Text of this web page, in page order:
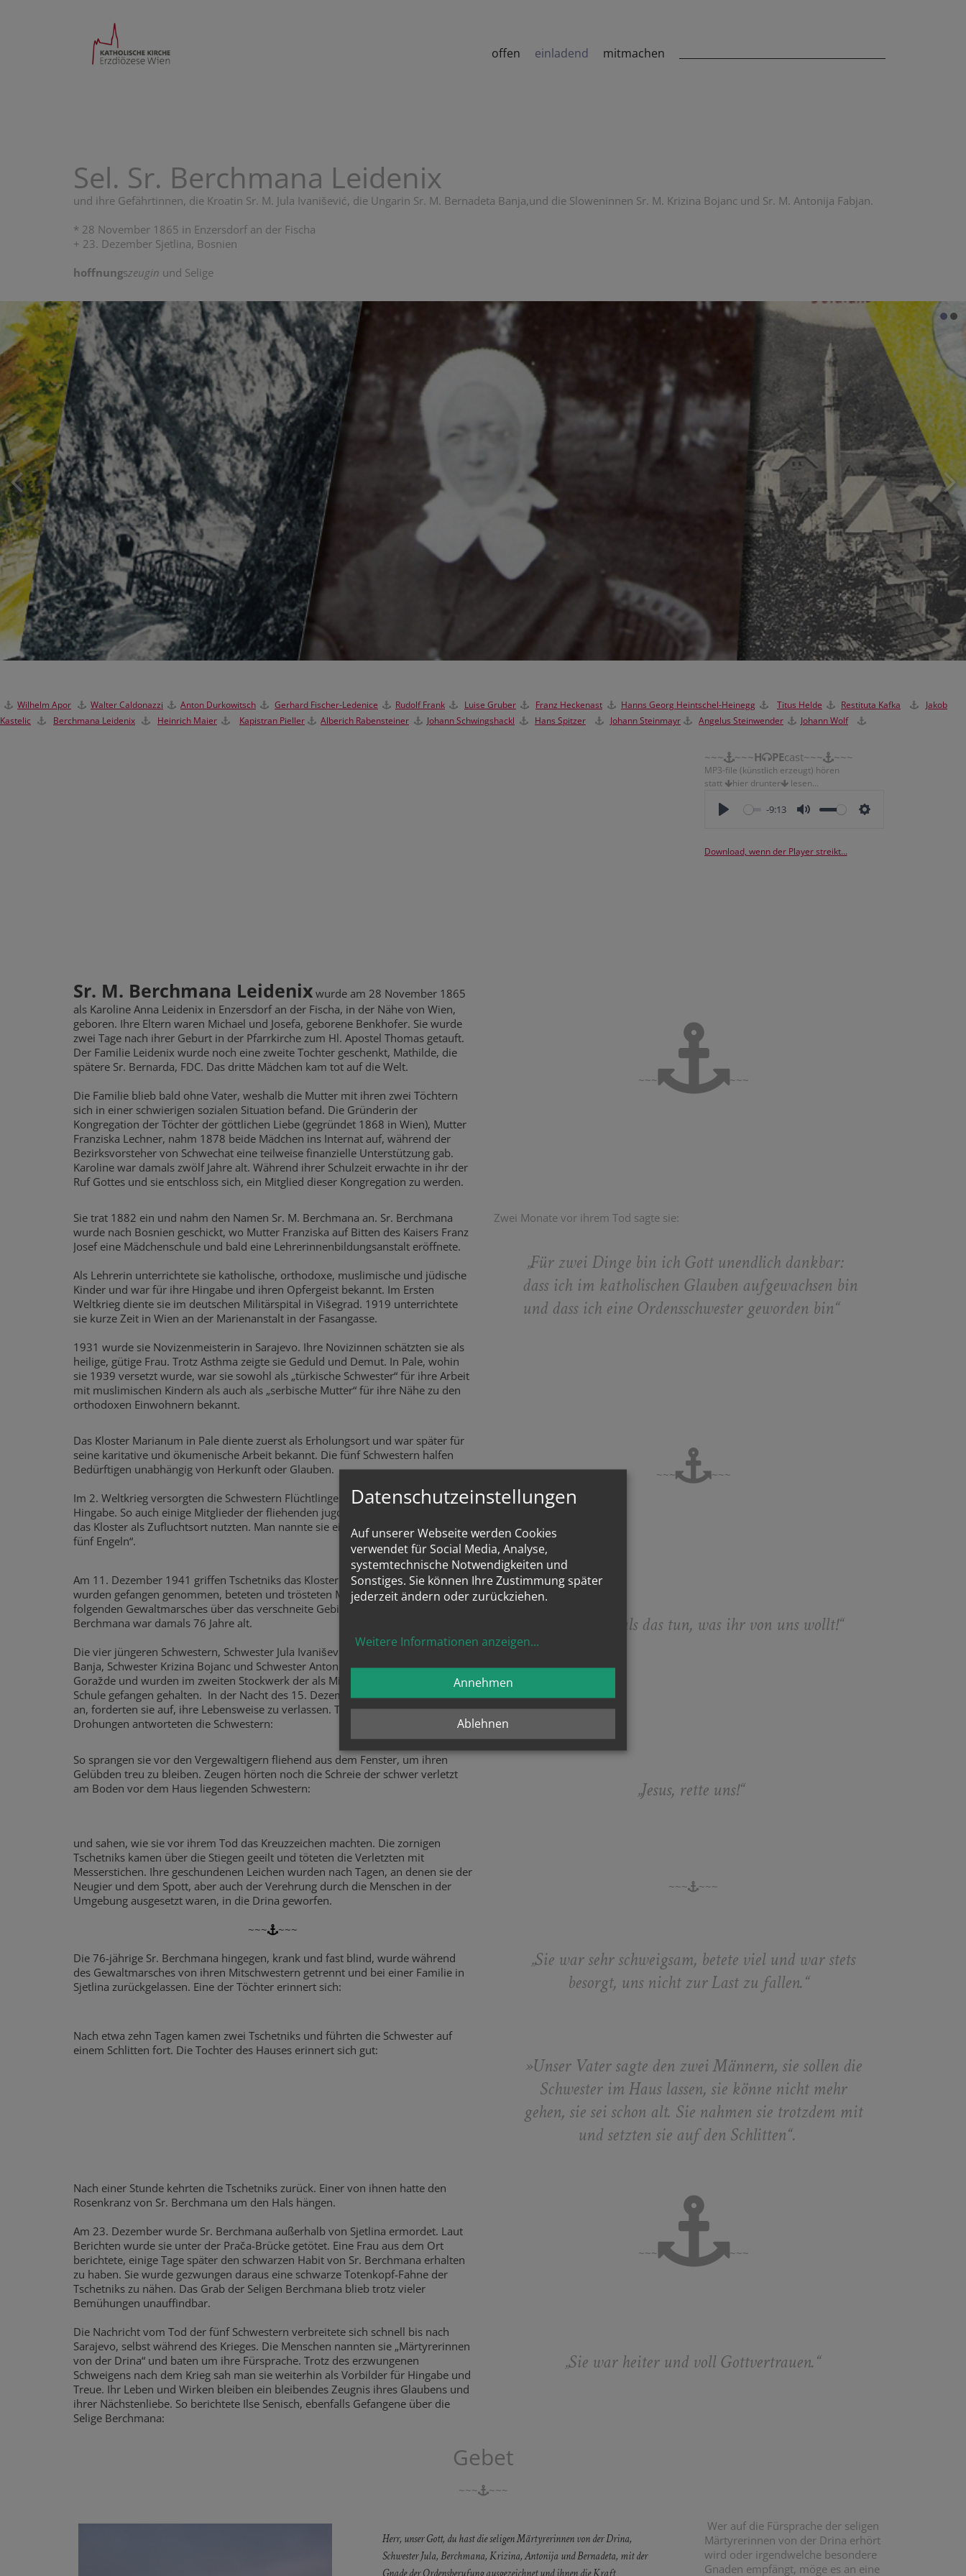
offen einladend mitmachen
Sel. Sr. Berchmana Leidenix
und ihre Gefährtinnen, die Kroatin Sr. M. Jula Ivanišević, die Ungarin Sr. M. Bernadeta Banja,und die Sloweninnen Sr. M. Krizina Bojanc und Sr. M. Antonija Fabjan.
* 28 November 1865 in Enzersdorf an der Fischa
+ 23. Dezember Sjetlina, Bosnien
hoffnungszeugin und Selige
Wilhelm Apor Walter Caldonazzi Anton Durkowitsch Gerhard Fischer-Ledenice Rudolf Frank Luise Gruber Franz Heckenast Hanns Georg Heintschel-Heinegg Titus Helde Restituta Kafka
Jakob
Kastelic
Berchmana Leidenix Heinrich Maier Kapistran Pieller Alberich Rabensteiner Johann Schwingshackl Hans Spitzer Johann Steinmayr Angelus Steinwender Johann Wolf
~~~ ~~~H PEcast~~~ ~~~
MP3-file (künstlich erzeugt) hören
statt
hier drunter lesen...
-9:13
Download, wenn der Player streikt...
Sr. M. Berchmana Leidenix wurde am 28 November 1865
als Karoline Anna Leidenix in Enzersdorf an der Fischa, in der Nähe von Wien,
geboren. Ihre Eltern waren Michael und Josefa, geborene Benkhofer. Sie wurde
zwei Tage nach ihrer Geburt in der Pfarrkirche zum Hl. Apostel Thomas getauft.
Der Familie Leidenix wurde noch eine zweite Tochter geschenkt, Mathilde, die
spätere Sr. Bernarda, FDC. Das dritte Mädchen kam tot auf die Welt.
Die Familie blieb bald ohne Vater, weshalb die Mutter mit ihren zwei Töchtern
sich in einer schwierigen sozialen Situation befand. Die Gründerin der
Kongregation der Töchter der göttlichen Liebe (gegründet 1868 in Wien), Mutter
Franziska Lechner, nahm 1878 beide Mädchen ins Internat auf, während der
Bezirksvorsteher von Schwechat eine teilweise finanzielle Unterstützung gab.
Karoline war damals zwölf Jahre alt. Während ihrer Schulzeit erwachte in ihr der
Ruf Gottes und sie entschloss sich, ein Mitglied dieser Kongregation zu werden.
~~~ ~~~
Sie trat 1882 ein und nahm den Namen Sr. M. Berchmana an. Sr. Berchmana
wurde nach Bosnien geschickt, wo Mutter Franziska auf Bitten des Kaisers Franz
Josef eine Mädchenschule und bald eine Lehrerinnenbildungsanstalt eröffnete.
Als Lehrerin unterrichtete sie katholische, orthodoxe, muslimische und jüdische
Kinder und war für ihre Hingabe und ihren Opfergeist bekannt. Im Ersten
Weltkrieg diente sie im deutschen Militärspital in Višegrad. 1919 unterrichtete
sie kurze Zeit in Wien an der Marienanstalt in der Fasangasse.
1931 wurde sie Novizenmeisterin in Sarajevo. Ihre Novizinnen schätzten sie als
heilige, gütige Frau. Trotz Asthma zeigte sie Geduld und Demut. In Pale, wohin
sie 1939 versetzt wurde, war sie sowohl als „türkische Schwester“ für ihre Arbeit
mit muslimischen Kindern als auch als „serbische Mutter“ für ihre Nähe zu den
orthodoxen Einwohnern bekannt.
Zwei Monate vor ihrem Tod sagte sie:
„Für zwei Dinge bin ich Gott unendlich dankbar:
dass ich im katholischen Glauben aufgewachsen bin
und dass ich eine Ordensschwester geworden bin“
Das Kloster Marianum in Pale diente zuerst als Erholungsort und war später für
seine karitative und ökumenische Arbeit bekannt. Die fünf Schwestern halfen
Bedürftigen unabhängig von Herkunft oder Glauben.
Im 2. Weltkrieg versorgten die Schwestern Flüchtlinge und zeigten unermüdliche
Hingabe. So auch einige Mitglieder der fliehenden jugoslawischen Regierung, die
das Kloster als Zufluchtsort nutzten. Man nannte sie eine „Gemeinschaft von
fünf Engeln“.
~~~ ~~~
Am 11. Dezember 1941 griffen Tschetniks das Kloster an. Die Schwestern
wurden gefangen genommen, beteten und trösteten Mitgefangene während des
folgenden Gewaltmarsches über das verschneite Gebirge in Hausschuhen. Sr.
Berchmana war damals 76 Jahre alt.
Die vier jüngeren Schwestern, Schwester Jula Ivanišević, Schwester Bernadeta
Banja, Schwester Krizina Bojanc und Schwester Antonija Fabjan erreichten
Goražde und wurden im zweiten Stockwerk der als Militärkaserne verwendeten
Schule gefangen gehalten. In der Nacht des 15. Dezember griffen Tschetniks sie
an, forderten sie auf, ihre Lebensweise zu verlassen. Trotz gewalttätiger
Drohungen antworteten die Schwestern:
„Lieber sterben als das tun, was ihr von uns wollt!“
So sprangen sie vor den Vergewaltigern fliehend aus dem Fenster, um ihren
Gelübden treu zu bleiben. Zeugen hörten noch die Schreie der schwer verletzt
am Boden vor dem Haus liegenden Schwestern:
„Jesus, rette uns!“
und sahen, wie sie vor ihrem Tod das Kreuzzeichen machten. Die zornigen
Tschetniks kamen über die Stiegen geeilt und töteten die Verletzten mit
Messerstichen. Ihre geschundenen Leichen wurden nach Tagen, an denen sie der
Neugier und dem Spott, aber auch der Verehrung durch die Menschen in der
Umgebung ausgesetzt waren, in die Drina geworfen.
~~~
~~~
Die 76-jährige Sr. Berchmana hingegen, krank und fast blind, wurde während
des Gewaltmarsches von ihren Mitschwestern getrennt und bei einer Familie in
Sjetlina zurückgelassen. Eine der Töchter erinnert sich:
~~~ ~~~
„Sie war sehr schweigsam, betete viel und war stets
besorgt, uns nicht zur Last zu fallen.“
Nach etwa zehn Tagen kamen zwei Tschetniks und führten die Schwester auf
einem Schlitten fort. Die Tochter des Hauses erinnert sich gut:
»Unser Vater sagte den zwei Männern, sie sollen die
Schwester im Haus lassen, sie könne nicht mehr
gehen, sie sei schon alt. Sie nahmen sie trotzdem mit
und setzten sie auf den Schlitten“.
Nach einer Stunde kehrten die Tschetniks zurück. Einer von ihnen hatte den
Rosenkranz von Sr. Berchmana um den Hals hängen.
Am 23. Dezember wurde Sr. Berchmana außerhalb von Sjetlina ermordet. Laut
Berichten wurde sie unter der Prača-Brücke getötet. Eine Frau aus dem Ort
berichtete, einige Tage später den schwarzen Habit von Sr. Berchmana erhalten
zu haben. Sie wurde gezwungen daraus eine schwarze Totenkopf-Fahne der
Tschetniks zu nähen. Das Grab der Seligen Berchmana blieb trotz vieler
Bemühungen unauffindbar.
Die Nachricht vom Tod der fünf Schwestern verbreitete sich schnell bis nach
Sarajevo, selbst während des Krieges. Die Menschen nannten sie „Märtyrerinnen
von der Drina“ und baten um ihre Fürsprache. Trotz des erzwungenen
Schweigens nach dem Krieg sah man sie weiterhin als Vorbilder für Hingabe und
Treue. Ihr Leben und Wirken bleiben ein bleibendes Zeugnis ihres Glaubens und
ihrer Nächstenliebe. So berichtete Ilse Senisch, ebenfalls Gefangene über die
Selige Berchmana:
~~~ ~~~
„Sie war heiter und voll Gottvertrauen.“
Gebet
~~~ ~~~
Herr, unser Gott, du hast die seligen Märtyrerinnen von der Drina,
Schwester Jula, Berchmana, Krizina, Antonija und Bernadeta, mit der
Wer auf die Fürsprache der seligen
Märtyrerinnen von der Drina erhört
wird oder irgendwelche besondere
Gnaden empfängt, möge es an eine
Datenschutzeinstellungen
Auf unserer Webseite werden Cookies
verwendet für Social Media, Analyse,
systemtechnische Notwendigkeiten und
Sonstiges. Sie können Ihre Zustimmung später
jederzeit ändern oder zurückziehen.
Weitere Informationen anzeigen...
Ablehnen
Annehmen